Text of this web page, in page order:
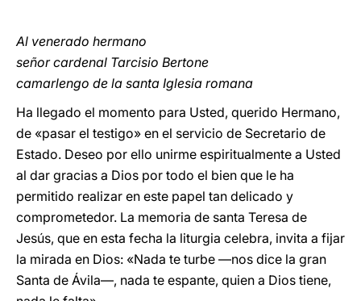
Al venerado hermano
señor cardenal Tarcisio Bertone
camarlengo de la santa Iglesia romana
Ha llegado el momento para Usted, querido Hermano,
de «pasar el testigo» en el servicio de Secretario de
Estado. Deseo por ello unirme espiritualmente a Usted
al dar gracias a Dios por todo el bien que le ha
permitido realizar en este papel tan delicado y
comprometedor. La memoria de santa Teresa de
Jesús, que en esta fecha la liturgia celebra, invita a fijar
la mirada en Dios: «Nada te turbe —nos dice la gran
Santa de Ávila—, nada te espante, quien a Dios tiene,